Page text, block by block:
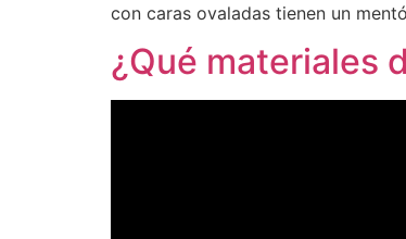
con caras ovaladas tienen un
¿Qué materiales